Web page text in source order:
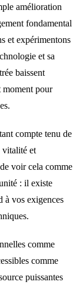
amélioration
fondamental
et expérimentons
et sa
baissent
moment pour
compte tenu de
vitalité et
voir cela comme
: il existe
à vos exigences
comme
comme
puissantes